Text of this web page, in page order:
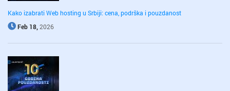
Kako izabrati Web hosting u Srbiji: cena, podrška i pouzdanost
Feb 18, 2026